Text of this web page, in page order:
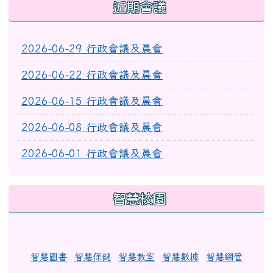
近期會議
2026-06-29 行政會議及晨會
2026-06-22 行政會議及晨會
2026-06-15 行政會議及晨會
2026-06-08 行政會議及晨會
2026-06-01 行政會議及晨會
智慧校園
智慧圖書 智慧保健 智慧教室 智慧數據 智慧網管